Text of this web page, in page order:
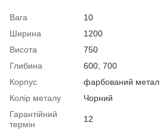
Стелажі кухонні
Купити комод колір дуб сонома
Білі кухонні столи
Столи під комп'ютер
Купити меблі в україні
Вага
10
Ширина
1200
Висота
750
Глибина
600, 700
Корпус
фарбований метал
Колір металу
Чорний
Гарантійний
термін
12